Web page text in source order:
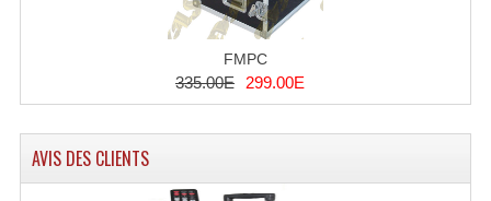
Peripheriques Traitements Et Accessoires
Portes Voix Mégaphones
FMPC
335.00E 299.00E
AVIS DES CLIENTS